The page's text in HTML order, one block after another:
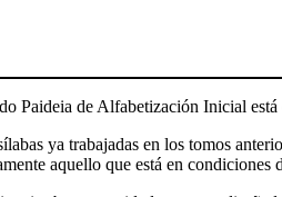
Paideia de Alfabetización Inicial está
ya trabajadas en los tomos
aquello que está en